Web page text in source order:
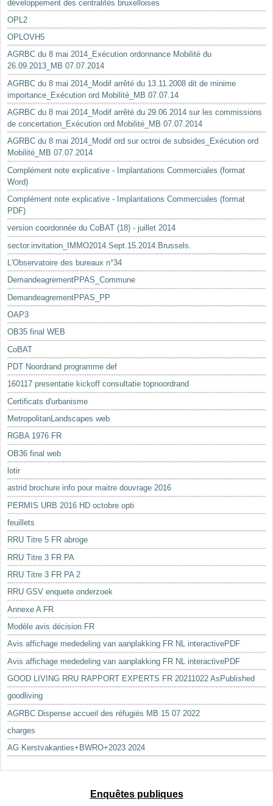
développement des centralités bruxelloises
OPL2
OPLOVH5
AGRBC du 8 mai 2014_Exécution ordonnance Mobilité du
26.09.2013_MB 07.07.2014
AGRBC du 8 mai 2014_Modif arrêté du 13.11.2008 dit de minime
importance_Exécution ord Mobilité_MB 07.07.14
AGRBC du 8 mai 2014_Modif arrêté du 29.06.2014 sur les commissions
de concertation_Exécution ord Mobilité_MB 07.07.2014
AGRBC du 8 mai 2014_Modif ord sur octroi de subsides_Exécution ord
Mobilité_MB 07.07.2014
Complément note explicative - Implantations Commerciales (format
Word)
Complément note explicative - Implantations Commerciales (format
PDF)
version coordonnée du CoBAT (18) - juillet 2014
sector.invitation_IMMO2014.Sept.15.2014.Brussels.
L'Observatoire des bureaux n°34
DemandeagrementPPAS_Commune
DemandeagrementPPAS_PP
OAP3
OB35 final WEB
CoBAT
PDT Noordrand programme def
160117 presentatie kickoff consultatie topnoordrand
Certificats d'urbanisme
MetropolitanLandscapes web
RGBA 1976 FR
OB36 final web
lotir
astrid brochure info pour maitre douvrage 2016
PERMIS URB 2016 HD octobre opti
feuillets
RRU Titre 5 FR abroge
RRU Titre 3 FR PA
RRU Titre 3 FR PA 2
RRU GSV enquete onderzoek
Annexe A FR
Modèle avis décision FR
Avis affichage mededeling van aanplakking FR NL interactivePDF
Avis affichage mededeling van aanplakking FR NL interactivePDF
GOOD LIVING RRU RAPPORT EXPERTS FR 20211022 AsPublished
goodliving
AGRBC Dispense accueil des réfugiés MB 15 07 2022
charges
AG Kerstvakanties+BWRO+2023 2024
Enquêtes publiques